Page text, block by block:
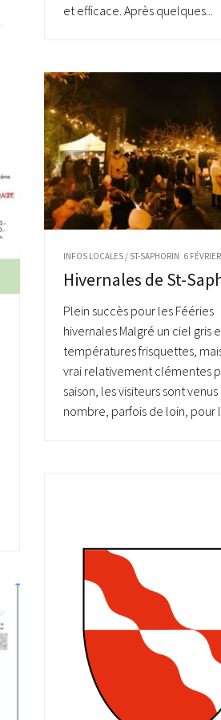
et efficace. Après quelques...
INFOS LOCALES/ ST-SAPHORIN 6
Hivernales de St-
Plein succès pour les Fééries
hivernales Malgré un ciel gris
températures frisquettes,
vrai relativement clémentes
saison, les visiteurs sont venus
nombre, parfois de loin, pour